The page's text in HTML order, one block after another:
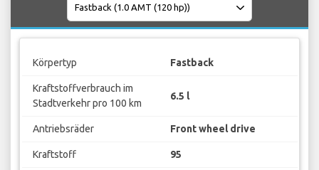
Körpertyp Fastback
Kraftstoffverbrauch im
Stadtverkehr pro 100 km
6.5 l
Antriebsräder Front wheel drive
Kraftstoff 95